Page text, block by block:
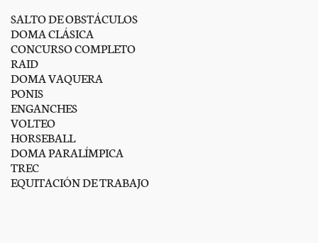
SALTO DE OBSTÁCULOS
DOMA CLÁSICA
CONCURSO COMPLETO
RAID
DOMA VAQUERA
PONIS
ENGANCHES
VOLTEO
HORSEBALL
DOMA PARALÍMPICA
TREC
EQUITACIÓN DE TRABAJO